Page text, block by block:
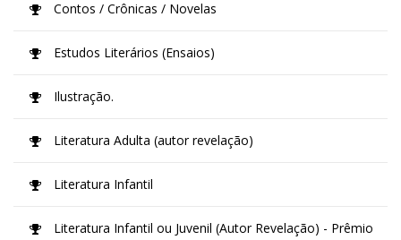
Contos / Crônicas / Novelas
Estudos Literários (Ensaios)
Ilustração.
Literatura Adulta (autor revelação)
Literatura Infantil
Literatura Infantil ou Juvenil (Autor Revelação) - Prêmio